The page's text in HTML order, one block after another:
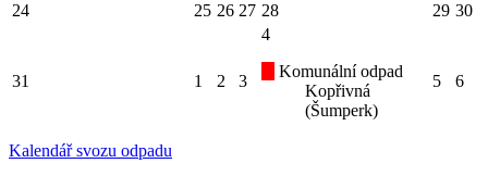
24 25 26 27 28 29 30
31 1 2 3
4
Komunální odpad
Kopřivná
(Šumperk)
5 6
Kalendář svozu odpadu